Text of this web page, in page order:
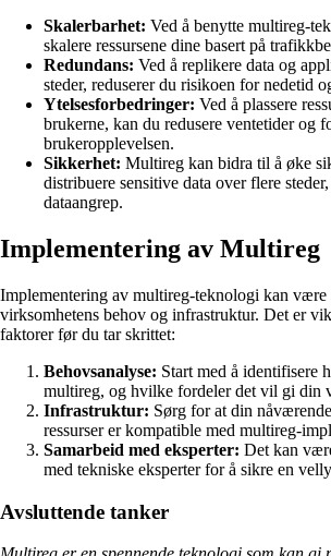
Skalerbarhet: Ved å benytte multireg-
skalere ressursene dine basert på
Redundans: Ved å replikere data og
steder, reduserer du risikoen for nedetid
Ytelsesforbedringer: Ved å plassere
brukerne, kan du redusere ventetider og
brukeropplevelsen.
Sikkerhet: Multireg kan bidra til å øke
distribuere sensitive data over flere
dataangrep.
Implementering av Multireg
Implementering av multireg-teknologi kan
virksomhetens behov og infrastruktur. Det er
faktorer før du tar skrittet:
Behovsanalyse: Start med å identifisere
multireg, og hvilke fordeler det vil gi din
Infrastruktur: Sørg for at din
ressurser er kompatible med multireg-
Samarbeid med eksperter: Det kan
med tekniske eksperter for å sikre en
Avsluttende tanker